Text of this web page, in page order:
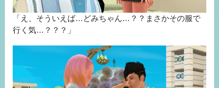
「え、そういえば…どみちゃん…？？まさかその服で
行く気…？？？」